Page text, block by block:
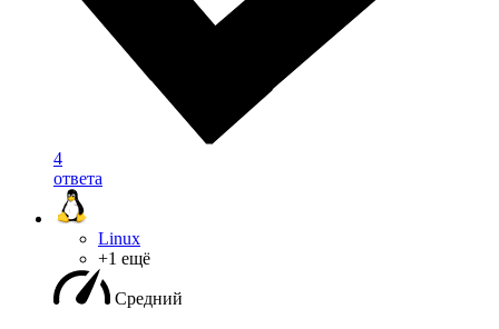
4
ответа
Linux
+1 ещё
Средний